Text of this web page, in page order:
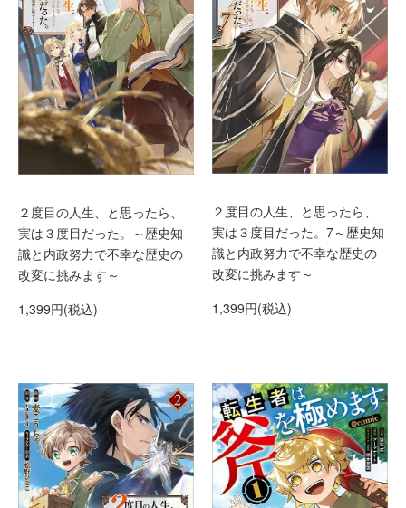
２度目の人生、と思ったら、
実は３度目だった。～歴史知
識と内政努力で不幸な歴史の
改変に挑みます～
1,399円(税込)
２度目の人生、と思ったら、
実は３度目だった。7～歴史知
識と内政努力で不幸な歴史の
改変に挑みます～
1,399円(税込)